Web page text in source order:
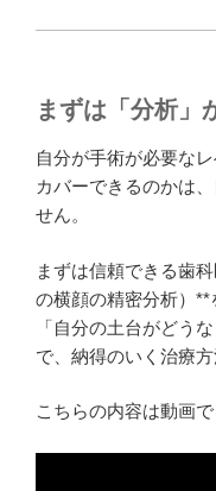
まずは「分析」
自分が手術が必要な
カバーできるのかは
せん。
まずは信頼できる歯
の横顔の精密分析）**
「自分の土台がどう
で、納得のいく治療
こちらの内容は動画